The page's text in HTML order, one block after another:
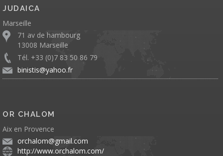
JUDAICA
Marseille
71 av de hambourg
13008 Marseille
Tél. +33 (0)7 83 50 86 79
binistis@yahoo.fr
OR CHALOM
Aix en Provence
orchalom@gmail.com
http://www.orchalom.com/